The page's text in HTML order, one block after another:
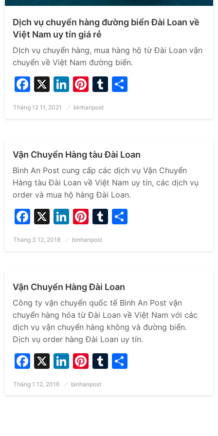
Dịch vụ chuyển hàng đường biển Đài Loan về
Việt Nam uy tín giá rẻ
DỊch vụ chuyển hàng, mua hàng hộ từ Đài Loan vận
chuyển về Việt Nam đường biển.
Facebook
X LinkedIn
Pinterest
Tumblr
Posted
Tháng 12 11, 2021 binhanpost
CHUYỂN PHÁT NHANH QUỐC TẾ
Vận Chuyển Hàng tàu Đài Loan
Bình An Post cung cấp các dịch vụ Vận Chuyển
Hàng tàu Đài Loan về Việt Nam uy tín, các dịch vụ
order và mua hộ hàng Đài Loan.
Facebook
X LinkedIn
Pinterest
Tumblr
Posted
Tháng 3 12, 2018 binhanpost
CHUYỂN PHÁT NHANH QUỐC TẾ
Vận Chuyển Hàng Đài Loan
Công ty vận chuyển quốc tế Bình An Post vận
chuyển hàng hóa từ Đài Loan về Việt Nam với các
dịch vụ vận chuyển hàng không và đường biển.
Dịch vụ order hàng Đài Loan uy tín.
Facebook
X LinkedIn
Pinterest
Tumblr
Posted
Tháng 1 12, 2016 binhanpost